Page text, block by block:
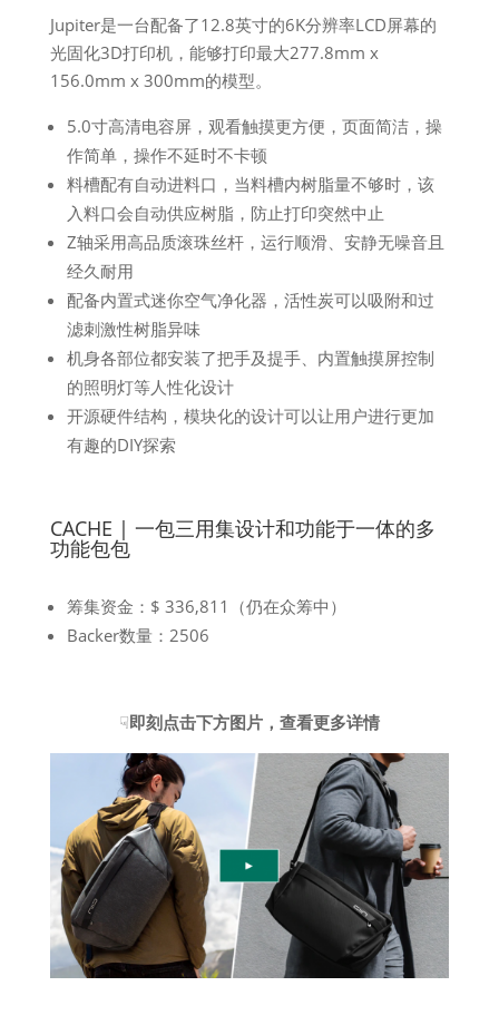
Jupiter是一台配备了12.8英寸的6K分辨率LCD屏幕的
光固化3D打印机，能够打印最大277.8mm x
156.0mm x 300mm的模型。
5.0寸高清电容屏，观看触摸更方便，页面简洁，操
作简单，操作不延时不卡顿
料槽配有自动进料口，当料槽内树脂量不够时，该
入料口会自动供应树脂，防止打印突然中止
Z轴采用高品质滚珠丝杆，运行顺滑、安静无噪音且
经久耐用
配备内置式迷你空气净化器，活性炭可以吸附和过
滤刺激性树脂异味
机身各部位都安装了把手及提手、内置触摸屏控制
的照明灯等人性化设计
开源硬件结构，模块化的设计可以让用户进行更加
有趣的DIY探索
CACHE | 一包三用集设计和功能于一体的多
功能包包
筹集资金：$ 336,811（仍在众筹中）
Backer数量：2506
☟即刻点击下方图片，查看更多详情